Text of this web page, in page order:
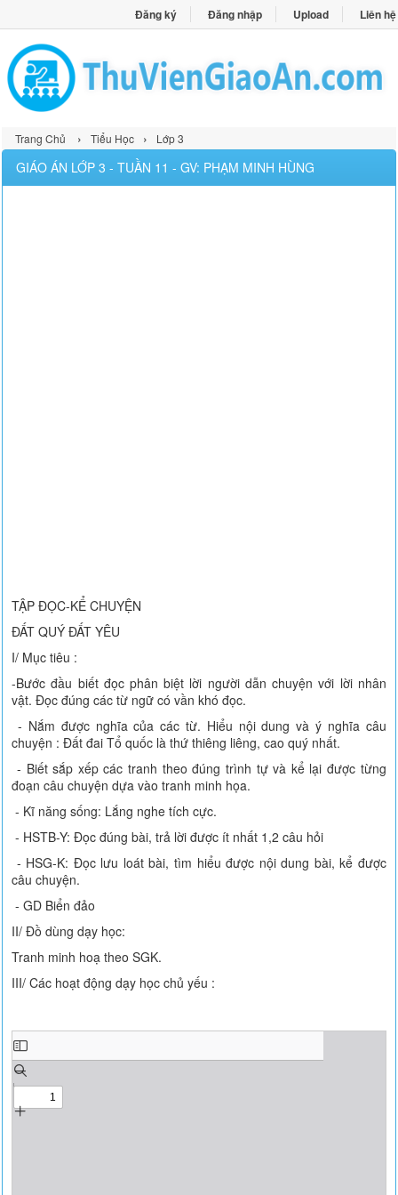
Đăng ký Đăng nhập Upload Liên hệ
Trang Chủ › Tiểu Học › Lớp 3
GIÁO ÁN LỚP 3 - TUẦN 11 - GV: PHẠM MINH HÙNG
TẬP ĐỌC-KỂ CHUYỆN
ĐẤT QUÝ ĐẤT YÊU
I/ Mục tiêu :
-Bước đầu biết đọc phân biệt lời người dẫn chuyện với lời nhân
vật. Đọc đúng các từ ngữ có vần khó đọc.
- Nắm được nghĩa của các từ. Hiểu nội dung và ý nghĩa câu
chuyện : Đất đai Tổ quốc là thứ thiêng liêng, cao quý nhất.
- Biết sắp xếp các tranh theo đúng trình tự và kể lại được từng
đoạn câu chuyện dựa vào tranh minh họa.
- Kĩ năng sống: Lắng nghe tích cực.
- HSTB-Y: Đọc đúng bài, trả lời được ít nhất 1,2 câu hỏi
- HSG-K: Đọc lưu loát bài, tìm hiểu được nội dung bài, kể được
câu chuyện.
- GD Biển đảo
II/ Đồ dùng dạy học:
Tranh minh hoạ theo SGK.
III/ Các hoạt động dạy học chủ yếu :